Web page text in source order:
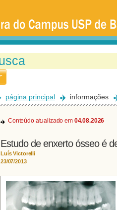
página principal informações
Conteúdo atualizado em 04.08.2026
Estudo de enxerto ósseo é
Luís Victorelli
23/07/2013